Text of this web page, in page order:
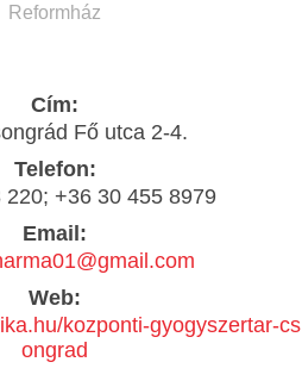
Reformház
Cím:
Fő utca 2-4.
Telefon:
220; +36 30 455 8979
Email:
Web:
kozponti-gyogyszertar-cs
ongrad